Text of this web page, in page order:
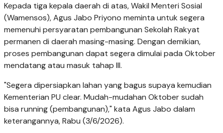
Kepada tiga kepala daerah di atas, Wakil Menteri Sosial
(Wamensos), Agus Jabo Priyono meminta untuk segera
memenuhi persyaratan pembangunan Sekolah Rakyat
permanen di daerah masing-masing. Dengan demikian,
proses pembangunan dapat segera dimulai pada Oktober
mendatang atau masuk tahap III.
"Segera dipersiapkan lahan yang bagus supaya kemudian
Kementerian PU clear. Mudah-mudahan Oktober sudah
bisa running (pembangunan)," kata Agus Jabo dalam
keterangannya, Rabu (3/6/2026).